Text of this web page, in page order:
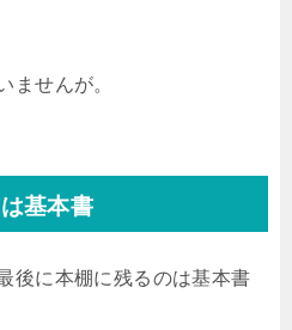
ませんが。
基本書
後に本棚に残るのは基本書